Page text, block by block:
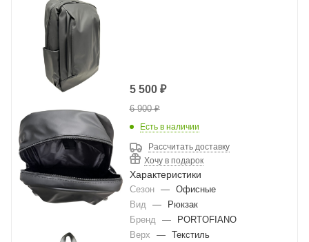
5 500₽
6 900₽
Есть в наличии
Рассчитать доставку
Хочу в подарок
Характеристики
Сезон —
Офисные
Вид
—
Рюкзак
Бренд
—
PORTOFIANO
Верх
—
Текстиль